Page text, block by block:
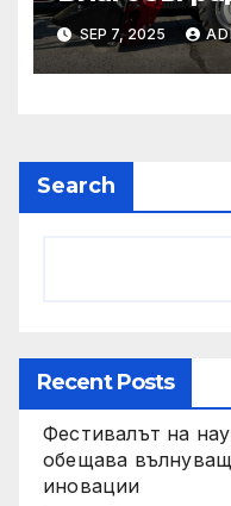
Стабилно
състояние,
приходите
социални
SEP 7, 2025
Search
Recent Posts
Фестивалът на
обещава
иновации